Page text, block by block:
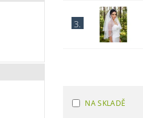
3.
NA SKLADĚ